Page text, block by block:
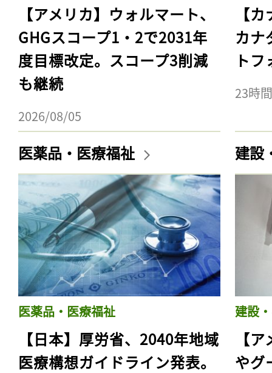
【アメリカ】ウォルマート、
GHGスコープ1・2で2031年
度目標改定。スコープ3削減
も継続
2026/08/05
【
カナ
ト
23時
医薬品・医療福祉
医薬品・医療福祉
【日本】厚労省、2040年地域
医療構想ガイドライン発表。
建設
建設
【
やグ